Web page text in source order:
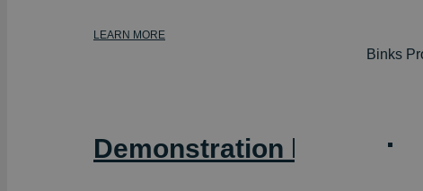
Binks
LEARN MORE
Demonstration line at